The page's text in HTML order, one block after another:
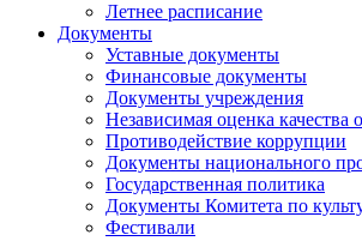
Летнее расписание
Документы
Уставные документы
Финансовые документы
Документы учреждения
Независимая оценка качества
Противодействие коррупции
Документы национального
Государственная политика
Документы Комитета по
Фестивали